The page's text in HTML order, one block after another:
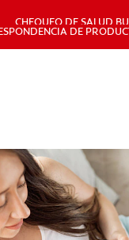
CHEQUEO DE SALUD
DE